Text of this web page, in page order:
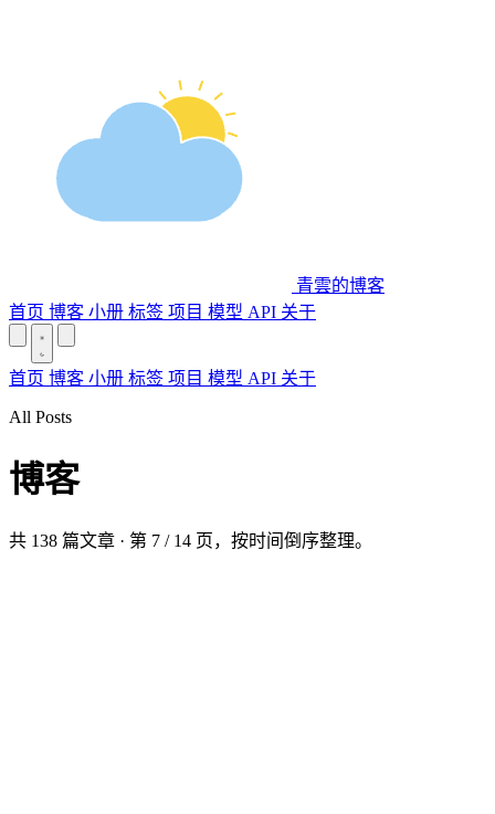
青雲的博客
首页 博客 小册 标签 项目 模型 API 关于
首页 博客 小册 标签 项目 模型 API 关于
All Posts
博客
共 138 篇文章 · 第 7 / 14 页，按时间倒序整理。